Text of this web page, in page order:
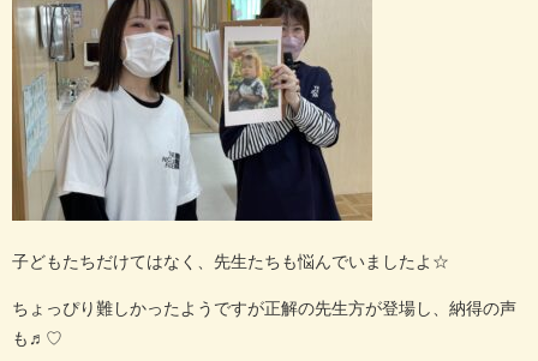
子どもたちだけてはなく、先生たちも悩んでいましたよ ☆
ちょっぴり難しかったようですが正解の先生方が登場し、納得の声
も♬︎ ♡